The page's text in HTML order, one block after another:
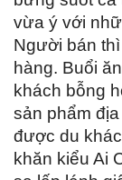
vừa ý với
Người bán
hàng. Buổi
khách bỗng
sản phẩm
được du
khăn kiểu Ai